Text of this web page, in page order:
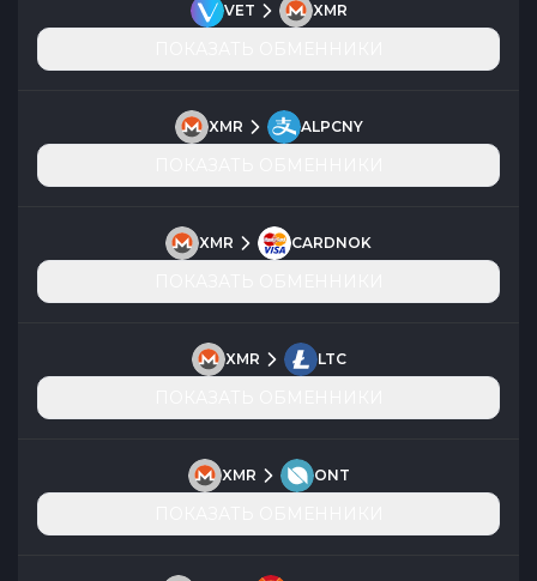
VET XMR
XMR ALPCNY
XMR CARDNOK
XMR LTC
XMR ONT